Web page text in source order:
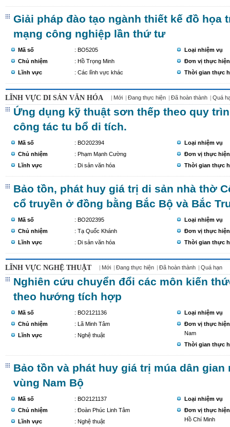
Giải pháp đào tạo ngành thiết kế đồ họa
mạng công nghiệp lần thứ tư
Mã số
: BO5205
Chủ nhiệm
: Hồ Trọng Minh
Lĩnh vực
: Các lĩnh vực khác
Loại nhiệm vụ
Đơn vị thực hiện
Thời gian thực
LĨNH VỰC DI SẢN VĂN HÓA Mới Đang thực hiện Đã hoàn thành Quá
Ứng dụng kỹ thuật sơn thếp theo quy
công tác tu bổ di tích.
Mã số
: BO202394
Chủ nhiệm
: Phạm Mạnh Cường
Lĩnh vực
: Di sản văn hóa
Loại nhiệm vụ
Đơn vị thực hiện
Thời gian thực
Bảo tồn, phát huy giá trị di sản nhà thờ
cổ truyền ở đồng bằng Bắc Bộ và Bắc
Mã số
: BO202395
Chủ nhiệm
: Tạ Quốc Khánh
Lĩnh vực
: Di sản văn hóa
Loại nhiệm vụ
Đơn vị thực hiện
Thời gian thực
LĨNH VỰC NGHỆ THUẬT Mới Đang thực hiện Đã hoàn thành Quá hạn
Nghiên cứu chuyển đổi các môn kiến
theo hướng tích hợp
Mã số
: BO2121136
Chủ nhiệm
: Lã Minh Tâm
Lĩnh vực
: Nghệ thuật
Loại nhiệm vụ
Đơn vị thực hiện
Nam
Thời gian thực
Bảo tồn và phát huy giá trị múa dân
vùng Nam Bộ
Mã số
: BO2121137
Chủ nhiệm
: Đoàn Phúc Linh Tâm
Lĩnh vực
: Nghệ thuật
Loại nhiệm vụ
Đơn vị thực hiện
Hồ Chí Minh